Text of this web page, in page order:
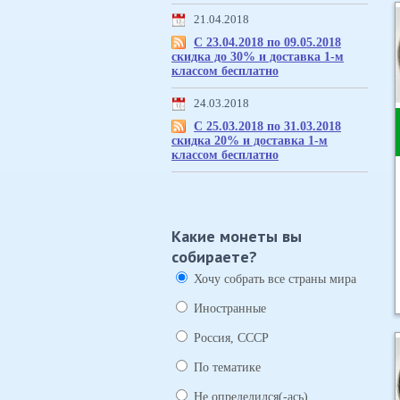
21.04.2018
С 23.04.2018 по 09.05.2018
скидка до 30% и доставка 1-м
классом бесплатно
24.03.2018
С 25.03.2018 по 31.03.2018
скидка 20% и доставка 1-м
классом бесплатно
Какие монеты вы
собираете?
Хочу собрать все страны мира
Иностранные
Россия, СССР
По тематике
Не определился(-ась)